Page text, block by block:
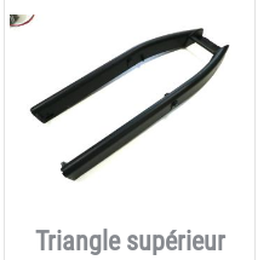
Triangle supérieur